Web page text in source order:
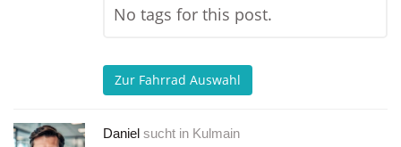
No tags for this post.
Zur Fahrrad Auswahl
Daniel sucht in Kulmain